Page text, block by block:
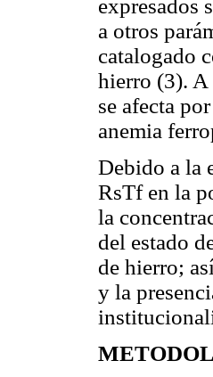
expresados
a otros
catalogado
hierro (3). A
se afecta
anemia
Debido a la
RsTf en la
la
del estado
de hierro;
y la